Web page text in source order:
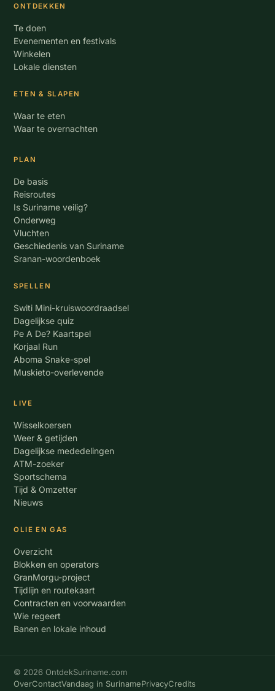
ONTDEKKEN
Te doen
Evenementen en festivals
Winkelen
Lokale diensten
ETEN & SLAPEN
Waar te eten
Waar te overnachten
PLAN
De basis
Reisroutes
Is Suriname veilig?
Onderweg
Vluchten
Geschiedenis van Suriname
Sranan-woordenboek
SPELLEN
Switi Mini-kruiswoordraadsel
Dagelijkse quiz
Pe A De? Kaartspel
Korjaal Run
Aboma Snake-spel
Muskieto-overlevende
LIVE
Wisselkoersen
Weer & getijden
Dagelijkse mededelingen
ATM-zoeker
Sportschema
Tijd & Omzetter
Nieuws
OLIE EN GAS
Overzicht
Blokken en operators
GranMorgu-project
Tijdlijn en routekaart
Contracten en voorwaarden
Wie regeert
Banen en lokale inhoud
© 2026 OntdekSuriname.com
OverContactVandaag in SurinamePrivacyCredits